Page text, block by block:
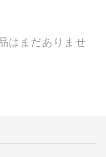
はまだありませ